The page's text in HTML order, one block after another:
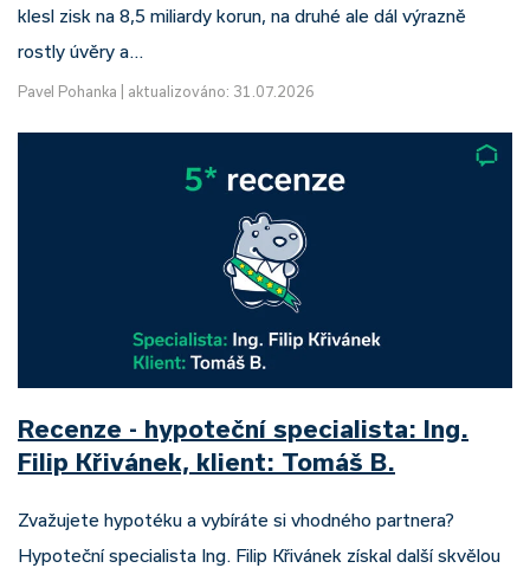
klesl zisk na 8,5 miliardy korun, na druhé ale dál výrazně
rostly úvěry a…
Pavel Pohanka aktualizováno: 31.07.2026
Recenze - hypoteční specialista: Ing.
Filip Křivánek, klient: Tomáš B.
Zvažujete hypotéku a vybíráte si vhodného partnera?
Hypoteční specialista Ing. Filip Křivánek získal další skvělou